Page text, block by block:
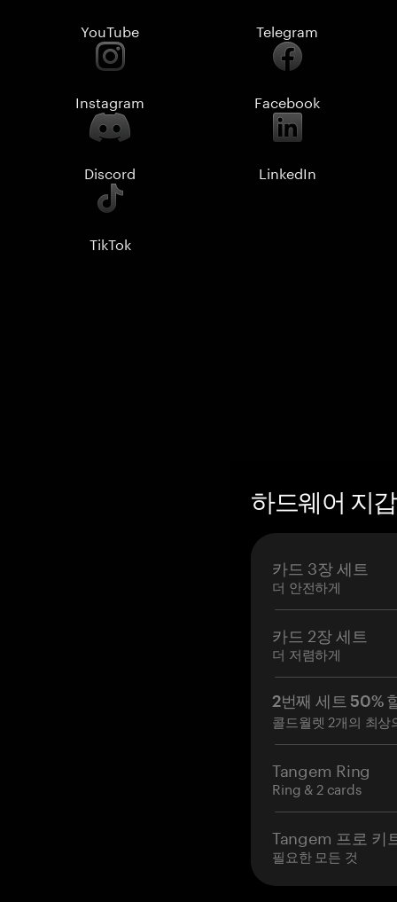
YouTube Telegram
Instagram Facebook
Discord LinkedIn
TikTok
하드웨어 지
카드 3장 세트
더 안전하게
카드 2장 세트
더 저렴하게
2번째 세트 50%
콜드월렛 2개의 최상
Tangem Ring
Ring & 2 cards
Tangem 프로 키
필요한 모든 것